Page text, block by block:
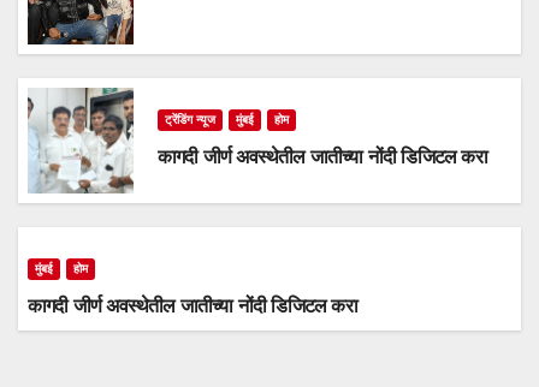
ट्रेंडिंग न्यूज मुंबई होम
कागदी जीर्ण अवस्थेतील जातीच्या नोंदी डिजिटल करा
मुंबई होम
कागदी जीर्ण अवस्थेतील जातीच्या नोंदी डिजिटल करा